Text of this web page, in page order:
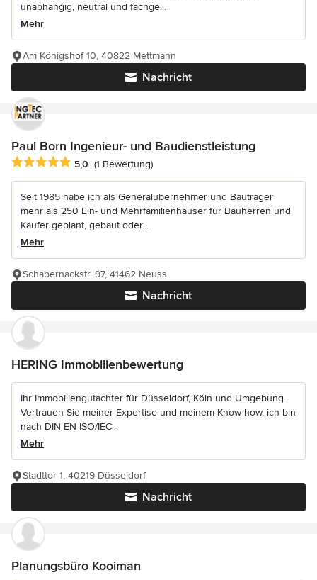
unabhängig, neutral und fachge...
Mehr
Nachricht
Am Königshof 10, 40822 Mettmann
Paul Born Ingenieur- und Baudienstleistung
Durchschnittliche Bewertung: 5 von 5 Sternen
5,0 (1 Bewertung)
Seit 1985 habe ich als Generalübernehmer und Bauträger
mehr als 250 Ein- und Mehrfamilienhäuser für Bauherren und
Käufer geplant, gebaut oder...
Mehr
Nachricht
Schabernackstr. 97, 41462 Neuss
HERING Immobilienbewertung
Ihr Immobiliengutachter für Düsseldorf, Köln und Umgebung.
Vertrauen Sie meiner Expertise und meinem Know-how, ich bin
nach DIN EN ISO/IEC...
Mehr
Nachricht
Stadttor 1, 40219 Düsseldorf
Planungsbüro Kooiman